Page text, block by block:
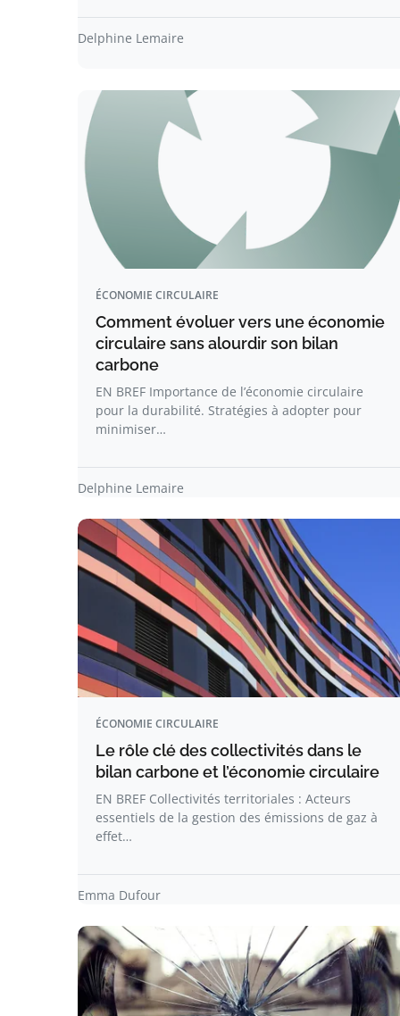
Delphine Lemaire
ÉCONOMIE CIRCULAIRE
Comment évoluer vers une économie
circulaire sans alourdir son bilan
carbone
EN BREF Importance de l’économie circulaire
pour la durabilité. Stratégies à adopter pour
minimiser…
Delphine Lemaire
ÉCONOMIE CIRCULAIRE
Le rôle clé des collectivités dans le
bilan carbone et l’économie circulaire
EN BREF Collectivités territoriales : Acteurs
essentiels de la gestion des émissions de gaz à
effet…
Emma Dufour